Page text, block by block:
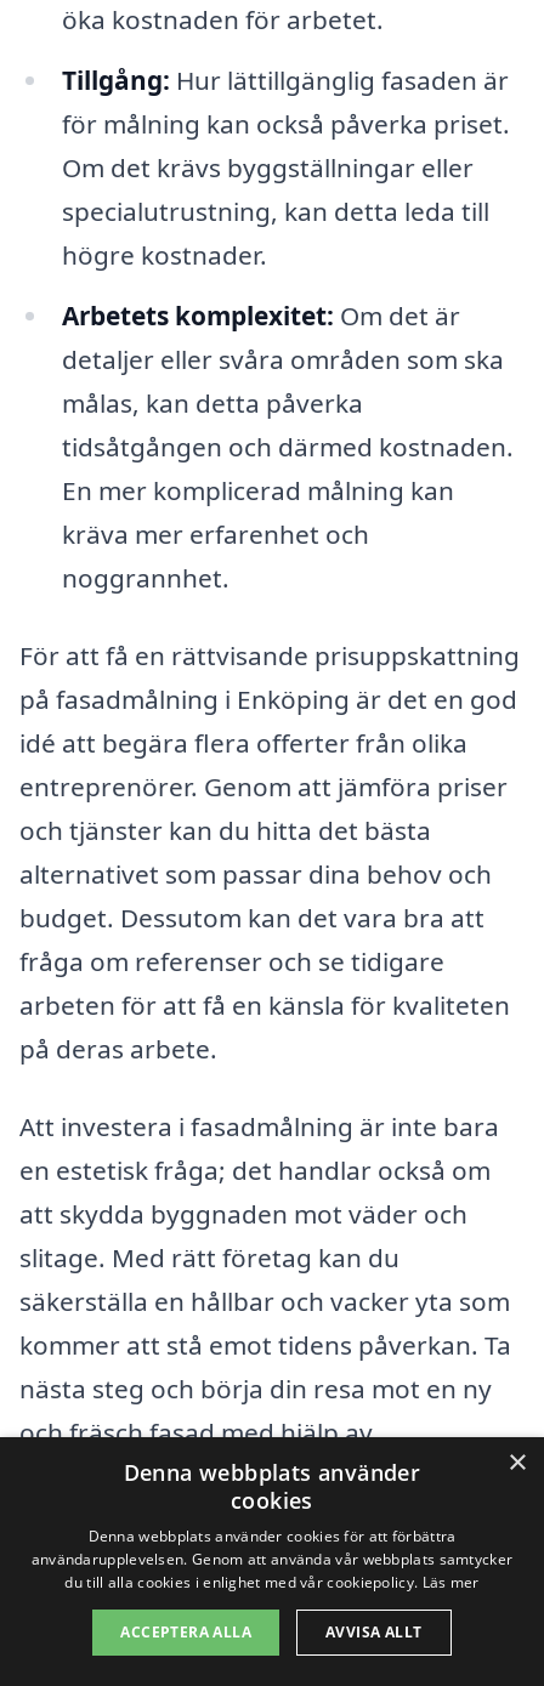
öka kostnaden för arbetet.
Tillgång: Hur lättillgänglig fasaden är
för målning kan också påverka priset.
Om det krävs byggställningar eller
specialutrustning, kan detta leda till
högre kostnader.
Arbetets komplexitet: Om det är
detaljer eller svåra områden som ska
målas, kan detta påverka
tidsåtgången och därmed kostnaden.
En mer komplicerad målning kan
kräva mer erfarenhet och
noggrannhet.
För att få en rättvisande prisuppskattning
på fasadmålning i Enköping är det en god
idé att begära flera offerter från olika
entreprenörer. Genom att jämföra priser
och tjänster kan du hitta det bästa
alternativet som passar dina behov och
budget. Dessutom kan det vara bra att
fråga om referenser och se tidigare
arbeten för att få en känsla för kvaliteten
på deras arbete.
Att investera i fasadmålning är inte bara
en estetisk fråga; det handlar också om
att skydda byggnaden mot väder och
slitage. Med rätt företag kan du
säkerställa en hållbar och vacker yta som
kommer att stå emot tidens påverkan. Ta
nästa steg och börja din resa mot en ny
och fräsch fasad med hjälp av
professionella målare i Enköping.
Få 3 erbjudanden, gratis och utan
förpliktelser
×
Denna webbplats använder
cookies
Denna webbplats använder cookies för att förbättra
användarupplevelsen. Genom att använda vår webbplats samtycker
du till alla cookies i enlighet med vår cookiepolicy. Läs mer
ACCEPTERA ALLA AVVISA ALLT